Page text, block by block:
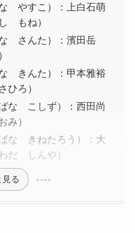
やすこ）：上白石萌
もね）
さんた）：濱田岳
きんた）：甲本雅裕
ひろ）
な こしず）：西田尚
み）
な きねたろう）：大
だ しんや）
見る